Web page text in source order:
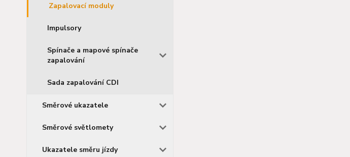
Zapalovací moduly
Impulsory
Spínače a mapové spínače
zapalování
Sada zapalování CDI
Směrové ukazatele
Směrové světlomety
Ukazatele směru jízdy